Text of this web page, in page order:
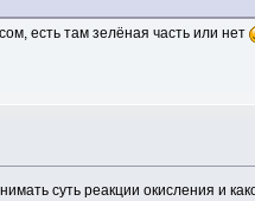
есть там зелёная часть или нет
суть реакции окисления и